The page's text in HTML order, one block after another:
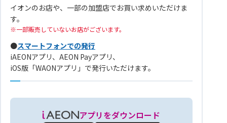
イオンのお店や、一部の加盟店でお買い求めいただけま
す。
一部販売していないお店がございます。
●スマートフォンでの発行
iAEONアプリ、AEON Payアプリ、
iOS版「WAONアプリ」で発行いただけます。
アプリをダウンロード